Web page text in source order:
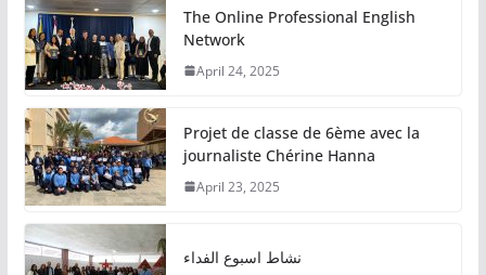
The Online Professional English
Network
April 24, 2025
Projet de classe de 6ème avec la
journaliste Chérine Hanna
April 23, 2025
نشاط اسبوع الفداء